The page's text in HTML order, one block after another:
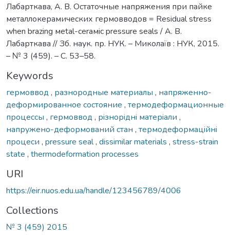
Лабарткава, А. В. Остаточные напряжения при пайке
металлокерамических гермовводов = Residual stress
when brazing мetal-ceraмic pressure seals / А. В.
Лабарткава // Зб. наук. пр. НУК. – Миколаїв : НУК, 2015.
– № 3 (459). – С. 53–58.
Keywords
гермоввод , разнородные материалы , напряженно-
деформированное состояние , термодеформационные
процессы , гермоввод , рiзнорiднi матерiали ,
напружено-деформований стан , термодеформацiйнi
процеси , pressure seal, dissimilar materials , stress-strain
state , thermodeformation processes
URI
https://eir.nuos.edu.ua/handle/123456789/4006
Collections
№ 3 (459) 2015